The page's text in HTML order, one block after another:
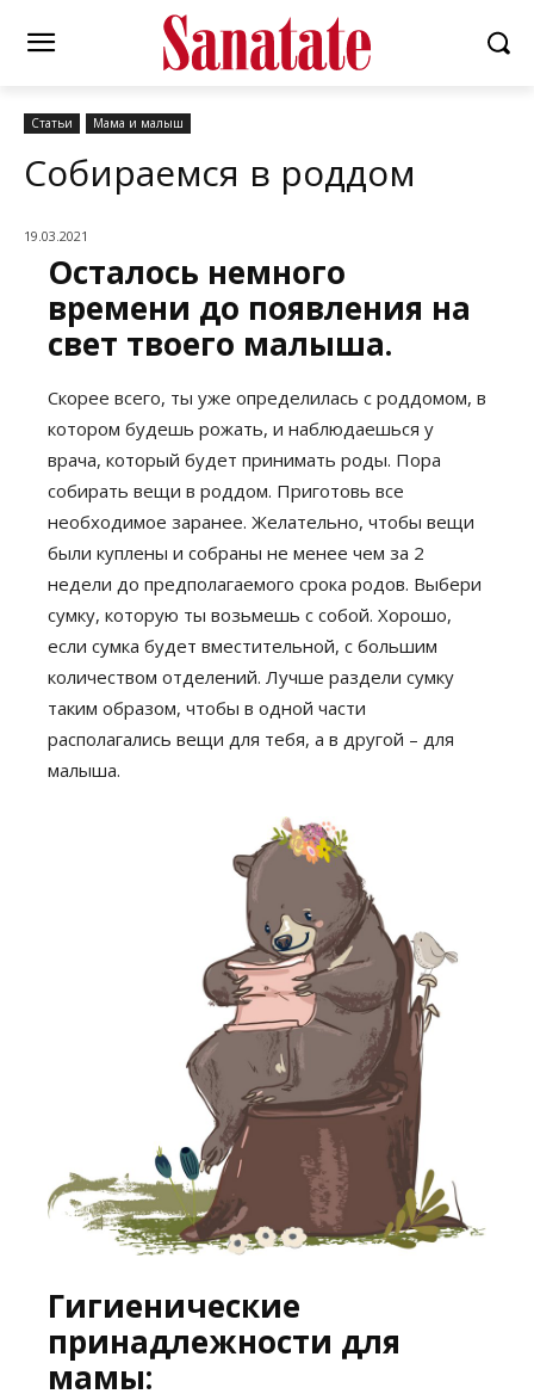
Статьи Мама и малыш
Собираемся в роддом
19.03.2021
Осталось немного
времени до появления на
свет твоего малыша.
Скорее всего, ты уже определилась с роддомом, в
котором будешь рожать, и наблюдаешься у
врача, который будет принимать роды. Пора
собирать вещи в роддом. Приготовь все
необходимое заранее. Желательно, чтобы вещи
были куплены и собраны не менее чем за 2
недели до предполагаемого срока родов. Выбери
сумку, которую ты возьмешь с собой. Хорошо,
если сумка будет вместительной, с большим
количеством отделений. Лучше раздели сумку
таким образом, чтобы в одной части
располагались вещи для тебя, а в другой – для
малыша.
Гигиенические
принадлежности для
мамы: